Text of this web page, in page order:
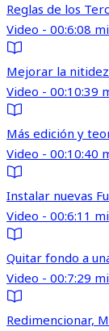
Reglas de los
Video - 00:6:08
Mejorar la
Video - 00:10:39
Más edición y
Video - 00:10:40
Instalar nuevas
Video - 00:6:11
Quitar fondo a
Video - 00:7:29
Redimencionar,